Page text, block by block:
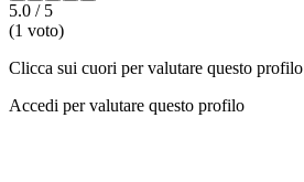
5.0 / 5
(1 voto)
Clicca sui cuori per valutare questo profilo
Accedi per valutare questo profilo